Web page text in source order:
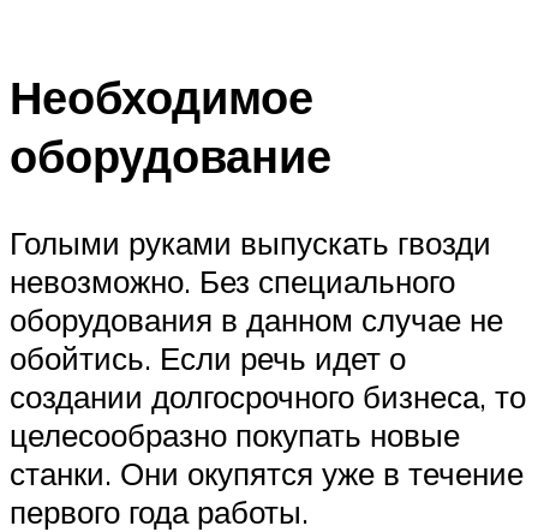
Необходимое
оборудование
Голыми руками выпускать гвозди
невозможно. Без специального
оборудования в данном случае не
обойтись. Если речь идет о
создании долгосрочного бизнеса, то
целесообразно покупать новые
станки. Они окупятся уже в течение
первого года работы.